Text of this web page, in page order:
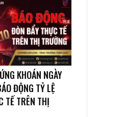
KHOÁN NGÀY
ĐỘNG TỶ LỆ
TẾ TRÊN THỊ